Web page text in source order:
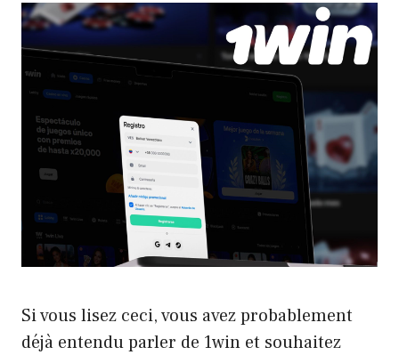
Si vous lisez ceci, vous avez probablement
déjà entendu parler de 1win et souhaitez